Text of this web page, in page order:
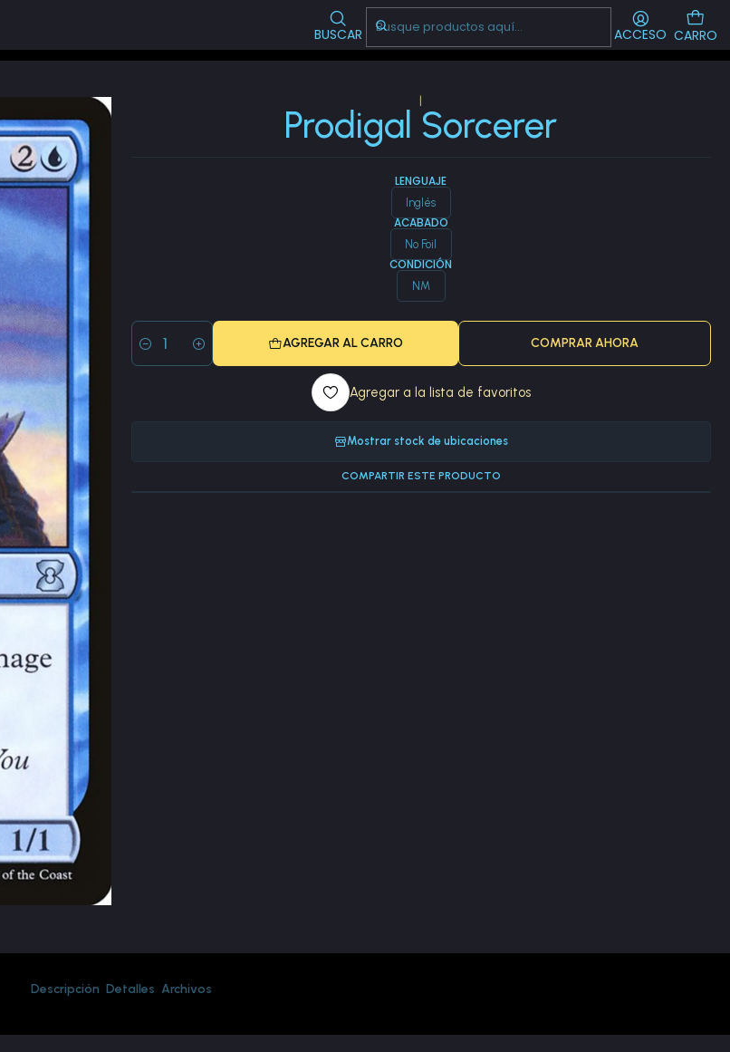
BUSCAR ACCESO CARRO
Visítanos!--> CL
|
Prodigal Sorcerer
LENGUAJE
Inglés
ACABADO
No Foil
CONDICIÓN
NM
Cantidad
AGREGAR AL CARRO COMPRAR AHORA
Agregar a la lista de favoritos
Mostrar stock de ubicaciones
COMPARTIR ESTE PRODUCTO
Descripción Detalles Archivos